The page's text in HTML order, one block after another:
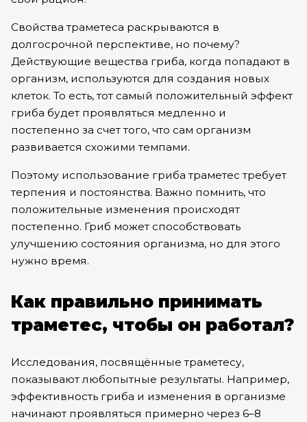
Свойства траметеса раскрываются в
долгосрочной перспективе, но почему?
Действующие вещества гриба, когда попадают в
организм, используются для создания новых
клеток. То есть, тот самый положительный эффект
гриба будет проявляться медленно и
постепенно за счет того, что сам организм
развивается схожими темпами.
Поэтому использование гриба траметес требует
терпения и постоянства. Важно помнить, что
положительные изменения происходят
постепенно. Гриб может способствовать
улучшению состояния организма, но для этого
нужно время.
Как правильно принимать
траметес, чтобы он работал?
Исследования, посвящённые траметесу,
показывают любопытные результаты. Например,
эффективность гриба и изменения в организме
начинают проявляться примерно через 6–8